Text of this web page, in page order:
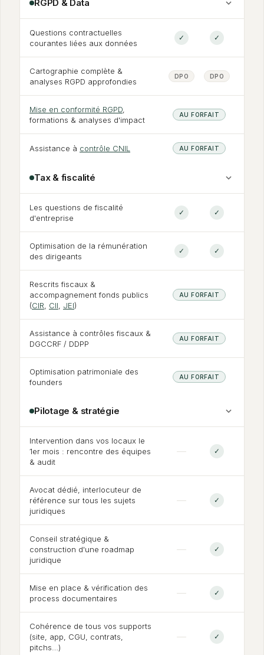
RGPD &Data
Questions contractuelles
courantes liées aux données
✓ ✓
Cartographie complète &
analyses RGPD approfondies
DPO DPO
Mise en conformité RGPD
formations & analyses d'impact
AU FORFAIT
Assistance à contrôle CNIL AU FORFAIT
Tax &fiscalité
Les questions de fiscalité
d'entreprise
✓ ✓
Optimisation de la rémunération
des dirigeants
✓ ✓
Rescrits fiscaux &
accompagnement fonds publics
(CIR CII JEI)
AU FORFAIT
Assistance à contrôles fiscaux &
DGCCRF / DDPP
AU FORFAIT
Optimisation patrimoniale des
founders
AU FORFAIT
Pilotage &stratégie
Intervention dans vos locaux le
1er mois : rencontre des équipes
& audit
— ✓
Avocat dédié, interlocuteur de
référence sur tous les sujets
juridiques
— ✓
Conseil stratégique &
construction d'une roadmap
juridique
— ✓
Mise en place & vérification des
process documentaires
— ✓
Cohérence de tous vos supports
(site, app, CGU, contrats,
pitchs…)
— ✓